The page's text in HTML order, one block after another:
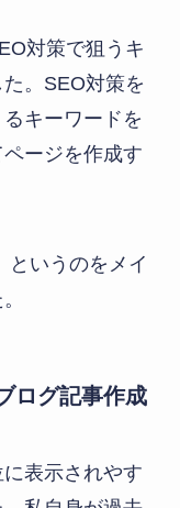
対策で狙うキ
。SEO対策を
キーワードを
ージを作成す
というのをメイ
ログ記事作成
表示されやす